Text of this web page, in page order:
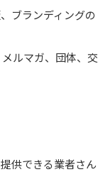
ブランディングの
ルマガ、団体、交
供できる業者さん